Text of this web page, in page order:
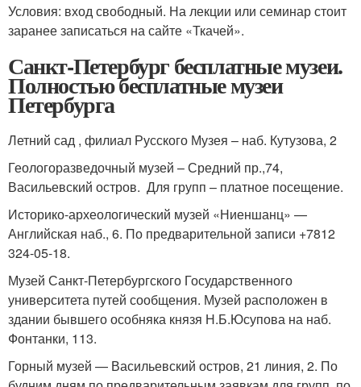
Условия: вход свободный. На лекции или семинар стоит
заранее записаться на сайте «Ткачей».
Санкт-Петербург бесплатные музеи.
Полностью бесплатные музеи
Петербурга
Летний сад , филиал Русского Музея – наб. Кутузова, 2
Геологоразведочный музей – Средний пр.,74,
Васильевский остров. Для групп – платное посещение.
Историко-археологический музей «Ниеншанц» —
Английская наб., 6. По предварительной записи +7812
324-05-18.
Музей Санкт-Петербургского Государственного
университета путей сообщения. Музей расположен в
здании бывшего особняка князя Н.Б.Юсупова на наб.
Фонтанки, 113.
Горный музей — Васильевский остров, 21 линия, 2. По